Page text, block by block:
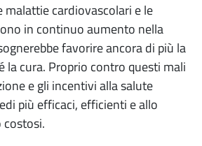
malattie cardiovascolari e le
in continuo aumento nella
favorire ancora di più la
la cura. Proprio contro questi mali
e gli incentivi alla salute
più efficaci, efficienti e allo